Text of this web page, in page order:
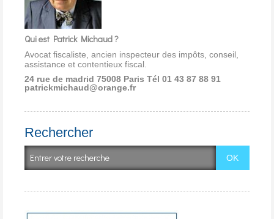
Qui est Patrick Michaud ?
Avocat fiscaliste, ancien inspecteur des impôts, conseil,
assistance et contentieux fiscal.
24 rue de madrid 75008 Paris Tél 01 43 87 88 91
patrickmichaud@orange.fr
Rechercher